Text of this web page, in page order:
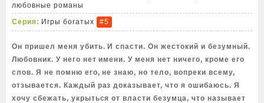
любовные романы
Серия: Игры богатых #5
Он пришел меня убить. И спасти. Он жестокий и безумный.
Любовник. У него нет имени. У меня нет ничего, кроме его
слов. Я не помню его, не знаю, но тело, вопреки всему,
отзывается. Каждый раз доказывает, что я ошибаюсь. Я
хочу сбежать, укрыться от власти безумца, что называет